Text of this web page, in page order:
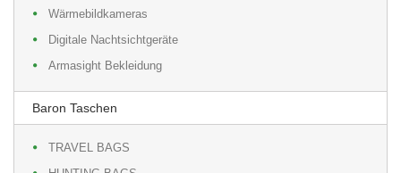
Wärmebildkameras
Digitale Nachtsichtgeräte
Armasight Bekleidung
Baron Taschen
TRAVEL BAGS